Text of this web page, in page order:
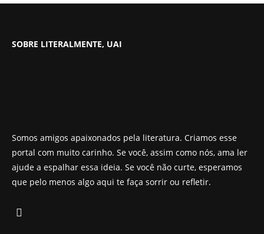
SOBRE LITERALMENTE, UAI
Somos amigos apaixonados pela literatura. Criamos esse
portal com muito carinho. Se você, assim como nós, ama ler
ajude a espalhar essa ideia. Se você não curte, esperamos
que pelo menos algo aqui te faça sorrir ou refletir.